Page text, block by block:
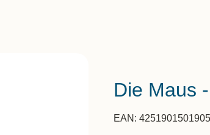
Die Maus
EAN: 4251901501905